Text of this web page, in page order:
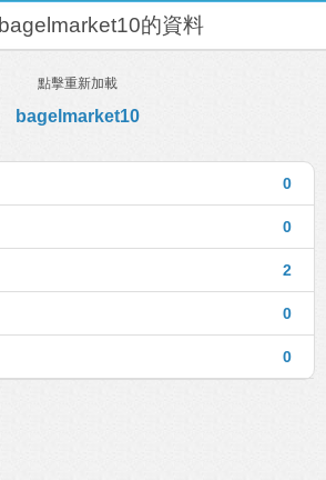
bagelmarket10的資料
點擊重新加載
bagelmarket10
0
0
2
0
0